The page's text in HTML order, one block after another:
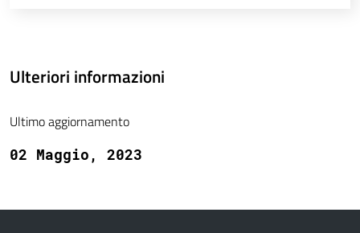
Ulteriori informazioni
Ultimo aggiornamento
02 Maggio, 2023